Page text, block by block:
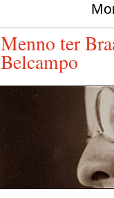
Menno ter
Belcampo